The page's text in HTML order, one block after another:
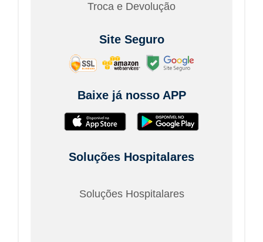
Troca e Devolução
Site Seguro
Baixe já nosso APP
Soluções Hospitalares
Soluções Hospitalares